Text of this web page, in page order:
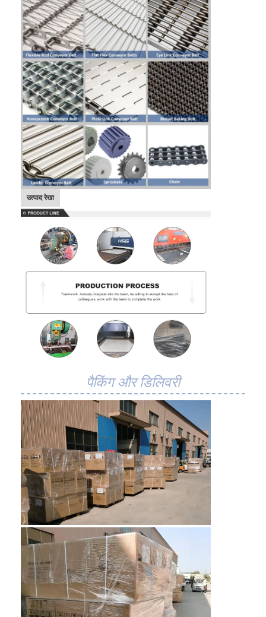
होम
उत्पाद
हमारे बारे में
फैक्टरी यात्रा
गुणवत्ता नियंत्रण
हमसे संपर्क करें
समाचार
सभी मामलों
स्टेनलेस स्टील जाल बेल्ट
खाद्य जाल बेल्ट
मधुकोश कन्वेयर बेल्ट
सोलर फोटोवोल्टिक मेश बेल्ट
चेन मेष बेल्ट
सर्पिल फ्रीजर बेल्ट
ओवन कन्वेयर बेल्ट
उत्पाद रेखा
पैकिंग और डिलिवरी